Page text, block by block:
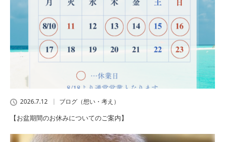
2026.7.12 ブログ（想い・考え）
【お盆期間のお休みについてのご案内】